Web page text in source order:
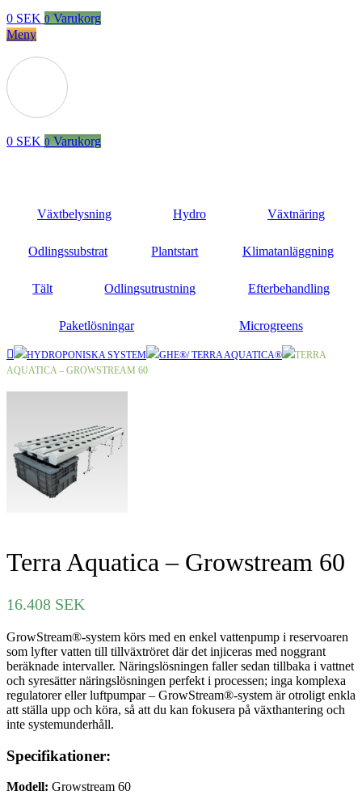
0 SEK 0 Varukorg
Meny
0 SEK 0 Varukorg
Växtbelysning Hydro Växtnäring
Odlingssubstrat Plantstart Klimatanläggning
Tält Odlingsutrustning Efterbehandling
Paketlösningar Microgreens
HYDROPONISKA SYSTEM GHE®/ TERRA AQUATICA®
TERRA
AQUATICA – GROWSTREAM 60
Terra Aquatica – Growstream 60
16.408 SEK
GrowStream®-system körs med en enkel vattenpump i reservoaren
som lyfter vatten till tillväxtröret där det injiceras med noggrant
beräknade intervaller. Näringslösningen faller sedan tillbaka i vattnet
och syresätter näringslösningen perfekt i processen; inga komplexa
regulatorer eller luftpumpar – GrowStream®-system är otroligt enkla
att ställa upp och köra, så att du kan fokusera på växthantering och
inte systemunderhåll.
Specifikationer:
Modell: Growstream 60